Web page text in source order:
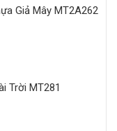
Giả Mây MT2A262
Trời MT281